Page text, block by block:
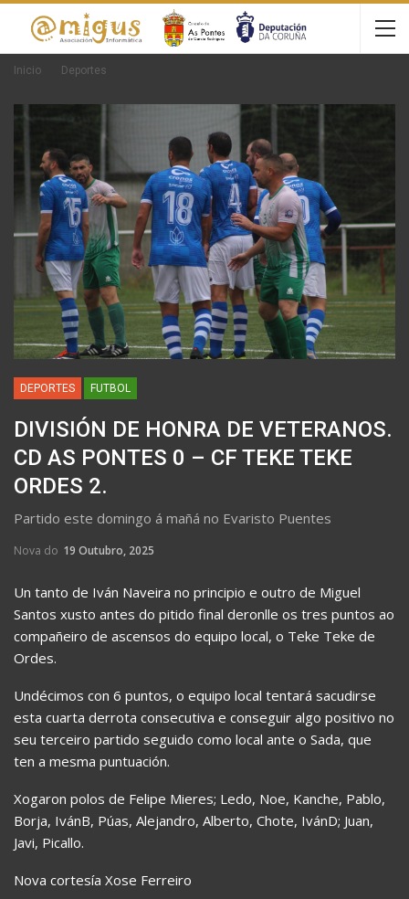
Inicio Deportes
DEPORTES FUTBOL
DIVISIÓN DE HONRA DE VETERANOS.
CD AS PONTES 0 – CF TEKE TEKE
ORDES 2.
Partido este domingo á mañá no Evaristo Puentes
Nova do 19 Outubro, 2025
Un tanto de Iván Naveira no principio e outro de Miguel
Santos xusto antes do pitido final deronlle os tres puntos ao
compañeiro de ascensos do equipo local, o Teke Teke de
Ordes.
Undécimos con 6 puntos, o equipo local tentará sacudirse
esta cuarta derrota consecutiva e conseguir algo positivo no
seu terceiro partido seguido como local ante o Sada, que
ten a mesma puntuación.
Xogaron polos de Felipe Mieres; Ledo, Noe, Kanche, Pablo,
Borja, IvánB, Púas, Alejandro, Alberto, Chote, IvánD; Juan,
Javi, Picallo.
Nova cortesía Xose Ferreiro